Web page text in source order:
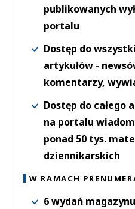
publikowanych
portalu
Dostęp do
artykułów -
komentarzy,
Dostęp do całego
na portalu
ponad 50 tys.
dziennikarskich
W RAMACH
6 wydań